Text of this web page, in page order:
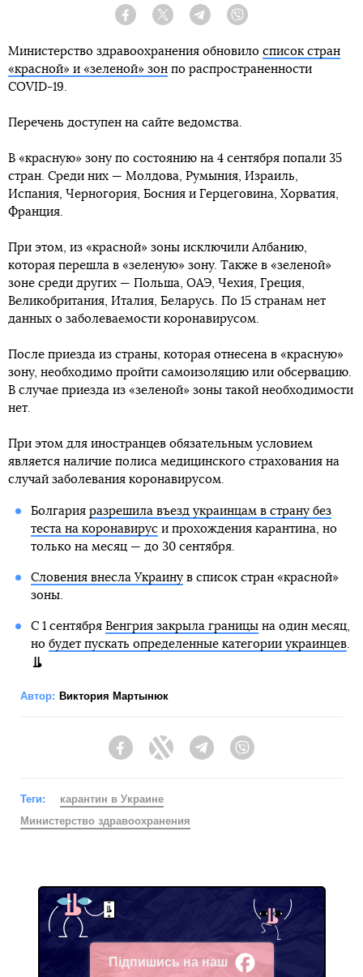
Facebook Twitter Telegram
Министерство здравоохранения обновило список стран
«красной» и «зеленой» зон по распространенности
COVID-19.
Перечень доступен на сайте ведомства.
В «красную» зону по состоянию на 4 сентября попали 35
стран. Среди них — Молдова, Румыния, Израиль,
Испания, Черногория, Босния и Герцеговина, Хорватия,
Франция.
При этом, из «красной» зоны исключили Албанию,
которая перешла в «зеленую» зону. Также в «зеленой»
зоне среди других — Польша, ОАЭ, Чехия, Греция,
Великобритания, Италия, Беларусь. По 15 странам нет
данных о заболеваемости коронавирусом.
После приезда из страны, которая отнесена в «красную»
зону, необходимо пройти самоизоляцию или обсервацию.
В случае приезда из «зеленой» зоны такой необходимости
нет.
При этом для иностранцев обязательным условием
является наличие полиса медицинского страхования на
случай заболевания коронавирусом.
Болгария разрешила въезд украинцам в страну без
теста на коронавируси прохождения карантина, но
только на месяц — до 30 сентября.
Словения внесла Украинув список стран «красной»
зоны.
С 1 сентября Венгрия закрыла границына один месяц,
но будет пускать определенные категории украинцев.
Автор: Виктория Мартынюк
FacebookTwitter Telegram
Теги:
карантин в Украине
Министерство здравоохранения
Підпишись на наш
Facebook